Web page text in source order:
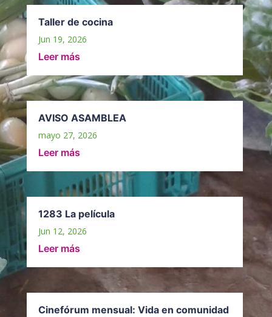
Taller de cocina
Jun 19, 2026
Leer más
AVISO ASAMBLEA
mayo 27, 2026
Leer más
1283 La película
Jun 12, 2026
Leer más
Cinefórum mensual: Vida en comunidad